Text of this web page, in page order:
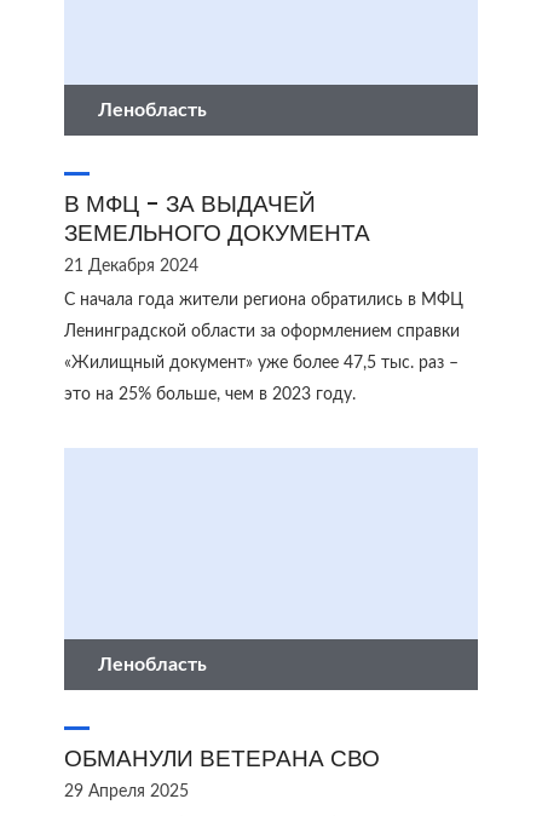
Ленобласть
В МФЦ - ЗА ВЫДАЧЕЙ
ЗЕМЕЛЬНОГО ДОКУМЕНТА
21 Декабря 2024
С начала года жители региона обратились в МФЦ
Ленинградской области за оформлением справки
«Жилищный документ» уже более 47,5 тыс. раз –
это на 25% больше, чем в 2023 году.
Ленобласть
ОБМАНУЛИ ВЕТЕРАНА СВО
29 Апреля 2025